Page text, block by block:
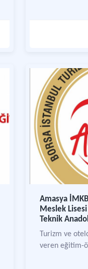
Amasya
Meslek
Teknik
Turizm ve
veren eğitim-